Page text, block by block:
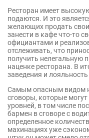
Ресторан имеет
подаются. И это
желающих продать
занести в кафе что-то
официантами и
отслеживать, что
получить нелегальную
наценке ресторана. В
заведения и лояльность
Самым опасным видом
сговоры, которые
уровней, в том числе
бармен в сговоре с
определенное
махинациях уже